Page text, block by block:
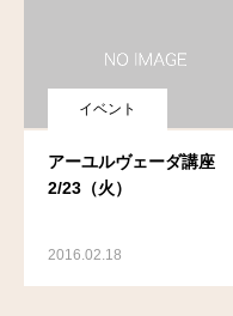
イベント
アーユルヴェーダ講座
2/23（火）
2016.02.18